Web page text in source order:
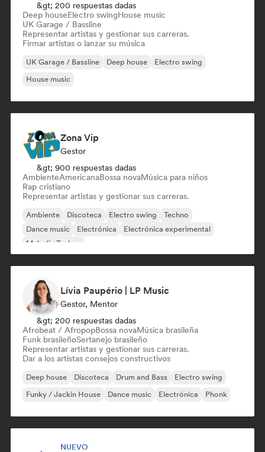
&gt; 200 respuestas dadas
Deep houseElectro swingHouse music
UK Garage / Bassline
Representar artistas y gestionar sus carreras.
Firmar artistas o lanzar su música
UK Garage / Bassline Deep house
Electro swing
House music
Zona Vip
Gestor
&gt; 900 respuestas dadas
AmbienteAmericanaBossa novaMúsica para niños
Rap cristiano
Representar artistas y gestionar sus carreras.
Ambiente Discoteca Electro swing
Techno
Dance music
Electrónica
Electrónica experimental
Melodic Techno
Lívia Paupério | LP Music
Gestor, Mentor
&gt; 200 respuestas dadas
Afrobeat / AfropopBossa novaMúsica brasileña
Funk brasileñoSertanejo brasileño
Representar artistas y gestionar sus carreras.
Dar a los artistas consejos constructivos
Deep house Discoteca Drum and Bass
Electro swing
Funky / Jackin House
Dance music Electrónica Phonk
NUEVO